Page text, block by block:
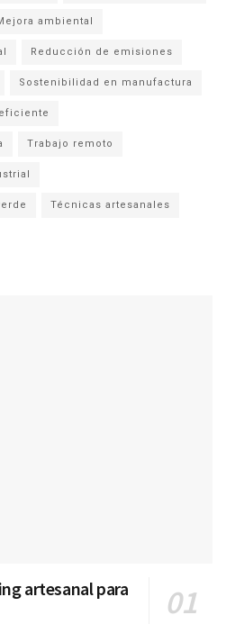
ambiental
Reducción de emisiones
Sostenibilidad en manufactura
Trabajo remoto
Técnicas artesanales
artesanal para